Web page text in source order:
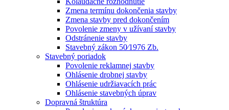
Zmena termínu dokončenia stavby
Zmena stavby pred dokončením
Povolenie zmeny v užívaní stavby
Odstránenie stavby
Stavebný zákon 50⁄1976 Zb.
Stavebný poriadok
Povolenie reklamnej stavby
Ohlásenie drobnej stavby
Ohlásenie udržiavacích prác
Ohlásenie stavebných úprav
Dopravná štruktúra